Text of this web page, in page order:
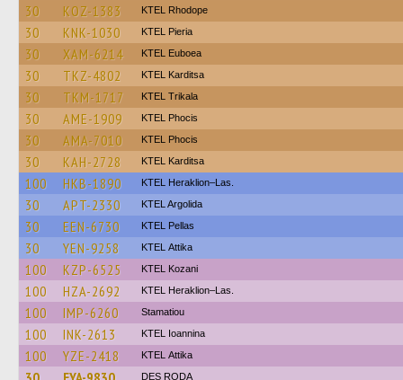
30 KOZ-1383 KTEL Rhodope
30 KNK-1030 KTEL Pieria
30 XAM-6214 ΚΤΕL Euboea
30 TKZ-4802 ΚΤΕL Karditsa
30 TKM-1717 ΚΤΕL Τrikala
30 AME-1909 ΚΤΕL Phocis
30 AMA-7010 ΚΤΕL Phocis
30 KAH-2728 ΚΤΕL Karditsa
100 HKB-1890 KTEL Heraklion–Las.
30 APT-2330 KTEL Argolida
30 EEN-6730 KTEL Pellas
30 YEN-9258 KΤΕL Αttika
100 KZP-6525 ΚΤΕL Kozani
100 HZA-2692 KTEL Heraklion–Las.
100 IMP-6260 Stamatiou
100 INK-2613 KTEL Ioannina
100 YZE-2418 KΤΕL Αttika
DES RODA